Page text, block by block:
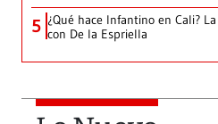
5 ¿Qué hace Infantino en Cali?
con De la Espriella